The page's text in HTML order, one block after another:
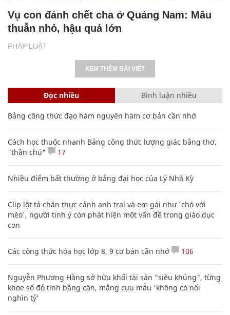
PHÁP LUẬT
Vụ con đánh chết cha ở Quảng Nam: Mâu
thuẫn nhỏ, hậu quả lớn
XEM THÊM BÀI VIẾT
Đọc nhiều Bình luận nhiều
Bảng công thức đạo hàm nguyên hàm cơ bản cần nhớ
Cách học thuộc nhanh Bảng công thức lượng giác bằng thơ,
"thần chú"
17
Nhiều điểm bất thường ở bằng đại học của Lý Nhã Kỳ
Clip lột tả chân thực cảnh anh trai và em gái như 'chó với
mèo', người tinh ý còn phát hiện một vấn đề trong giáo dục
con
Các công thức hóa học lớp 8, 9 cơ bản cần nhớ 106
Nguyễn Phương Hằng sở hữu khối tài sản "siêu khủng", từng
khoe sổ đỏ tính bằng cân, mắng cựu mẫu 'không có nổi
nghìn tỷ'